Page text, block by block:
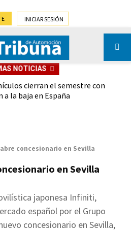
INICIAR SESIÓN
NOTICIAS
cierran el semestre con
a la baja en España
concesionario en Sevilla
en Sevilla
japonesa Infiniti,
español por el Grupo
concesionario en Sevilla,